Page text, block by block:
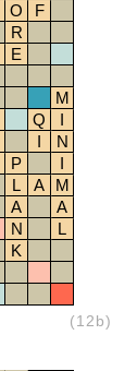
O
F
R
E
M
Q
I
I
N
P
I
L A
M
A
A
N
L
K
(12b)